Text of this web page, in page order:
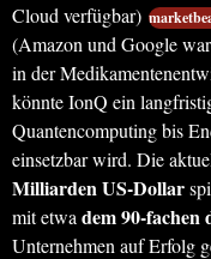
Cloud verfügbar)
(Amazon und Google
in der
könnte IonQ ein
Quantencomputing bis
einsetzbar wird. Die
Milliarden US-Dollar
mit etwa dem 90-fachen
Unternehmen auf Erfolg